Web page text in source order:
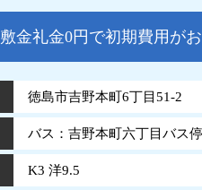
敷金礼金0円で初期費用が
徳島市吉野本町6丁目51-2
バス：吉野本町六丁目バス
K3 洋9.5